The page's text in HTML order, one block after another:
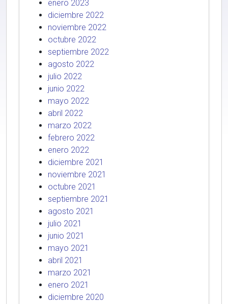
enero 2023
diciembre 2022
noviembre 2022
octubre 2022
septiembre 2022
agosto 2022
julio 2022
junio 2022
mayo 2022
abril 2022
marzo 2022
febrero 2022
enero 2022
diciembre 2021
noviembre 2021
octubre 2021
septiembre 2021
agosto 2021
julio 2021
junio 2021
mayo 2021
abril 2021
marzo 2021
enero 2021
diciembre 2020